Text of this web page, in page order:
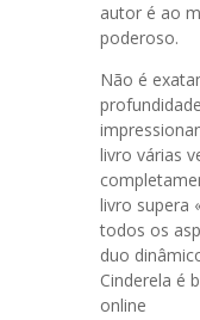
autor é ao
poderoso.
Não é
livro várias
livro supera
todos os
duo
Cinderela é
online